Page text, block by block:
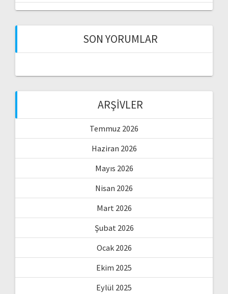
SON YORUMLAR
ARŞIVLER
Temmuz 2026
Haziran 2026
Mayıs 2026
Nisan 2026
Mart 2026
Şubat 2026
Ocak 2026
Ekim 2025
Eylül 2025